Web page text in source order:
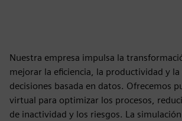
Nuestra empresa impulsa la
mejorar la eficiencia, la productividad y
decisiones basada en datos. Ofrecemos
virtual para optimizar los procesos,
de inactividad y los riesgos. La